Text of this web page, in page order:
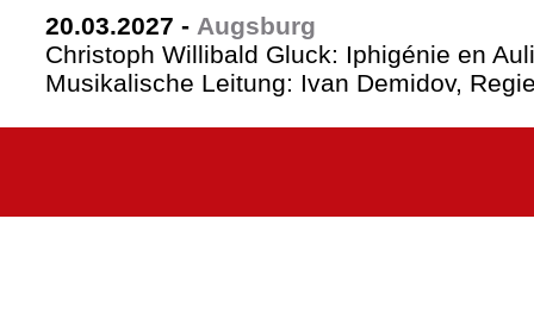
20.03.2027 - Augsburg
Christoph Willibald Gluck: Iphigénie en
Musikalische Leitung: Ivan Demidov,